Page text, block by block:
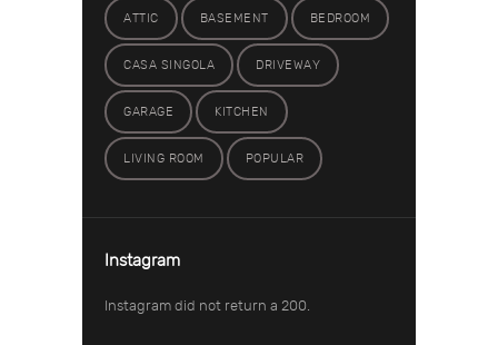
ATTIC BASEMENT BEDROOM
CASA SINGOLA DRIVEWAY
GARAGE KITCHEN
LIVING ROOM POPULAR
Instagram
Instagram did not return a 200.